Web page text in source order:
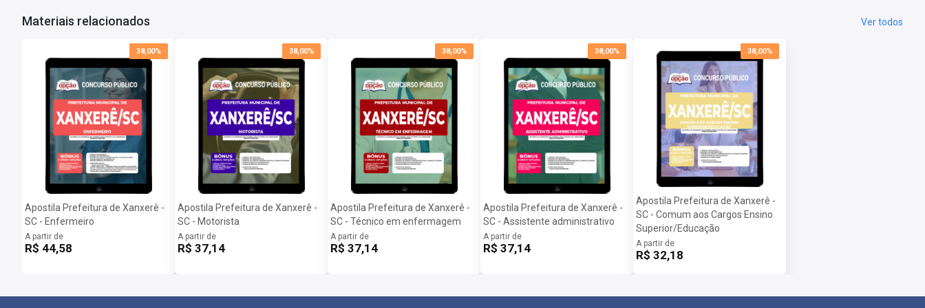
Dúvidas Frequentes:
Posso imprimir a apostila digital?
Sim, basta você fazer o download e imprimir.
Quando poderei acessar minha apostila digital?
Assim que o pagamento for confirmado, você receberá um e-mail com as informações para baixar a apostila digital.
Importante: caso a apostila esteja em PRÉ-VENDA o arquivo somente será liberado na data informada no site.
Materiais relacionados Ver todos
38,00%
Apostila Prefeitura de Xanxerê -
SC - Enfermeiro
A partir de
R$ 44,58
38,00%
Apostila Prefeitura de Xanxerê -
SC - Motorista
A partir de
R$ 37,14
38,00%
Apostila Prefeitura de Xanxerê -
SC - Técnico em enfermagem
A partir de
R$ 37,14
38,00%
Apostila Prefeitura de Xanxerê -
SC - Assistente administrativo
A partir de
R$ 37,14
38,00%
Apostila Prefeitura de Xanxerê -
SC - Comum aos Cargos Ensino
Superior/Educação
A partir de
R$ 32,18